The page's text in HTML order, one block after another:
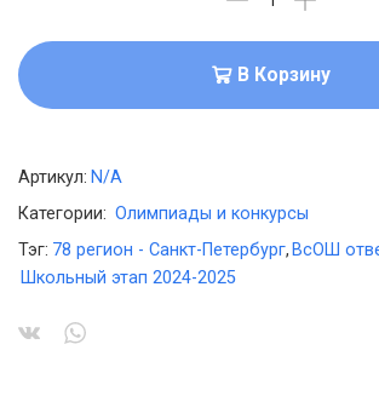
В Корзину
Артикул: N/A
Категории: Олимпиады и конкурсы
Тэг: 78 регион - Санкт-Петербург, ВсОШ
Школьный этап 2024-2025